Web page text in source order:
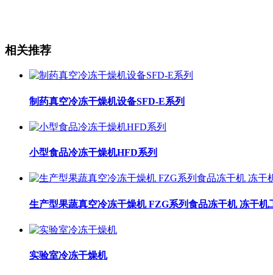
相关推荐
制药真空冷冻干燥机设备SFD-E系列
小型食品冷冻干燥机HFD系列
生产型果蔬真空冷冻干燥机 FZG系列食品冻干机 冻干机
实验室冷冻干燥机